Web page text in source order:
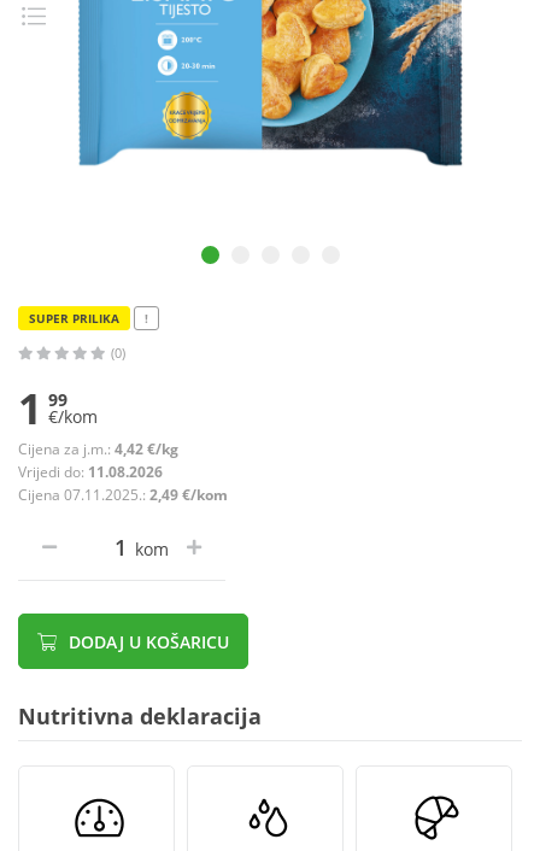
SUPER PRILIKA !
(0)
1 99
€/kom
Cijena za j.m.: 4,42 €/kg
Vrijedi do: 11.08.2026
Cijena 07.11.2025.: 2,49 €/kom
kom
DODAJ U KOŠARICU
Nutritivna deklaracija